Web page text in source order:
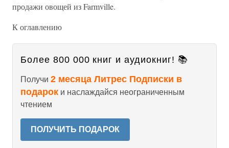
продажи овощей из Farmville.
К оглавлению
Более 800 000 книг и аудиокниг! 📚
Получи 2 месяца Литрес Подписки в
подарок и наслаждайся неограниченным
чтением
ПОЛУЧИТЬ ПОДАРОК